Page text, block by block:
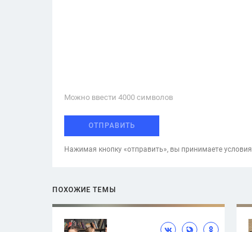
Можно ввести 4000 cимволов
ОТПРАВИТЬ
Нажимая кнопку «отправить», вы принимаете условия
ПОХОЖИЕ ТЕМЫ